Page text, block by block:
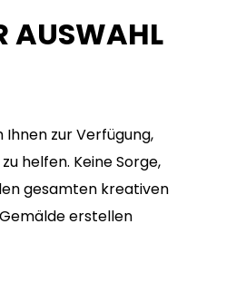
AUSWAHL
zur Verfügung,
helfen. Keine Sorge,
gesamten kreativen
erstellen